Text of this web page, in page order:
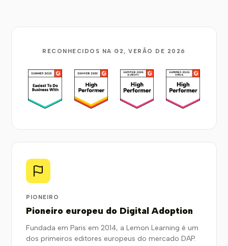
RECONHECIDOS NA G2, VERÃO DE 2026
PIONEIRO
Pioneiro europeu do Digital Adoption
Fundada em Paris em 2014, a Lemon Learning é um
dos primeiros editores europeus do mercado DAP.